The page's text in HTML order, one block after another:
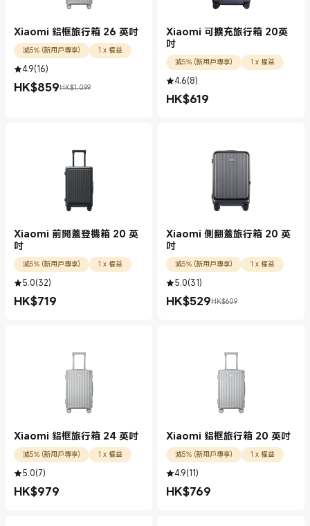
Xiaomi 鋁框旅行箱 26 英吋
減5% (新用戶專享) 1 x 權益
4.9(16)
HK$859
現價 HK$859.00HK$1,099
市場價格 HK$1,099
Xiaomi 可擴充旅行箱 20英
吋
減5% (新用戶專享) 1 x 權益
4.6(8)
HK$619
現價 HK$619.00
Xiaomi 前開蓋登機箱 20 英
吋
減5% (新用戶專享) 1 x 權益
5.0(32)
HK$719
現價 HK$719.00
Xiaomi 側翻蓋旅行箱 20 英
吋
減5% (新用戶專享) 1 x 權益
5.0(31)
HK$529
現價 HK$529.00HK$609
市場價格 HK$609
Xiaomi 鋁框旅行箱 24 英吋
減5% (新用戶專享) 1 x 權益
5.0(7)
HK$979
現價 HK$979.00
Xiaomi 鋁框旅行箱 20 英吋
減5% (新用戶專享) 1 x 權益
4.9(11)
HK$769
現價 HK$769.00